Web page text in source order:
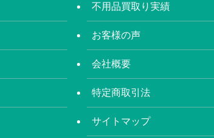
不用品買取り実績
お客様の声
会社概要
特定商取引法
サイトマップ